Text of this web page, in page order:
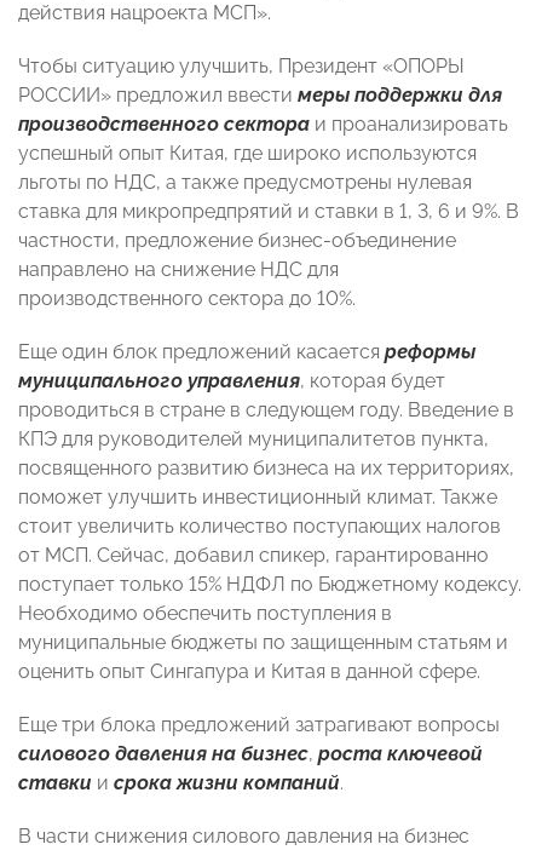
действия нацроекта МСП».
Чтобы ситуацию улучшить, Президент «ОПОРЫ
РОССИИ» предложил ввести меры поддержки для
производственного сектора и проанализировать
успешный опыт Китая, где широко используются
льготы по НДС, а также предусмотрены нулевая
ставка для микропредпрятий и ставки в 1, 3, 6 и 9%. В
частности, предложение бизнес-объединение
направлено на снижение НДС для
производственного сектора до 10%.
Еще один блок предложений касается реформы
муниципального управления, которая будет
проводиться в стране в следующем году. Введение в
КПЭ для руководителей муниципалитетов пункта,
посвященного развитию бизнеса на их территориях,
поможет улучшить инвестиционный климат. Также
стоит увеличить количество поступающих налогов
от МСП. Сейчас, добавил спикер, гарантированно
поступает только 15% НДФЛ по Бюджетному кодексу.
Необходимо обеспечить поступления в
муниципальные бюджеты по защищенным статьям и
оценить опыт Сингапура и Китая в данной сфере.
Еще три блока предложений затрагивают вопросы
силового давления на бизнес, роста ключевой
ставки и срока жизни компаний.
В части снижения силового давления на бизнес